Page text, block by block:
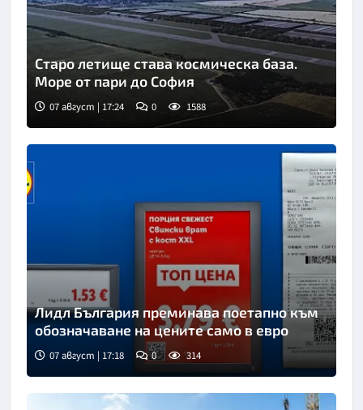
Старо летище става космическа база.
Море от пари до София
07 август | 17:24 0 1588
Лидл България преминава поетапно към
обозначаване на цените само в евро
07 август | 17:18 0 314